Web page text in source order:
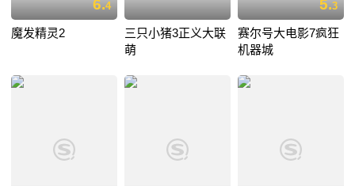
6.4
魔发精灵2
三只小猪3正义大联
萌
5.3
赛尔号大电影7疯狂
机器城